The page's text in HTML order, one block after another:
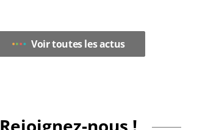
Voir toutes les actus